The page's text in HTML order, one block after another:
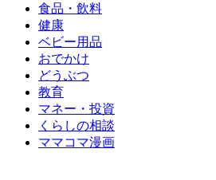
食品・飲料
健康
ベビー用品
おでかけ
どうぶつ
教育
マネー・投資
くらしの相談
ママコマ漫画